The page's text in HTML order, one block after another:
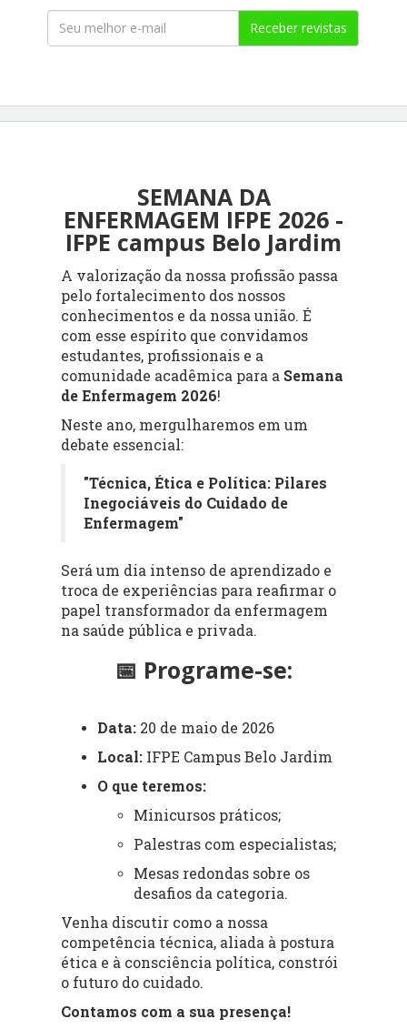
Receber revistas
SEMANA DA
ENFERMAGEM IFPE 2026 -
IFPE campus Belo Jardim
A valorização da nossa profissão passa
pelo fortalecimento dos nossos
conhecimentos e da nossa união. É
com esse espírito que convidamos
estudantes, profissionais e a
comunidade acadêmica para a Semana
de Enfermagem 2026!
Neste ano, mergulharemos em um
debate essencial:
"Técnica, Ética e Política: Pilares
Inegociáveis do Cuidado de
Enfermagem"
Será um dia intenso de aprendizado e
troca de experiências para reafirmar o
papel transformador da enfermagem
na saúde pública e privada.
📅 Programe-se:
Data: 20 de maio de 2026
Local: IFPE Campus Belo Jardim
O que teremos:
Minicursos práticos;
Palestras com especialistas;
Mesas redondas sobre os
desafios da categoria.
Venha discutir como a nossa
competência técnica, aliada à postura
ética e à consciência política, constrói
o futuro do cuidado.
Contamos com a sua presença!